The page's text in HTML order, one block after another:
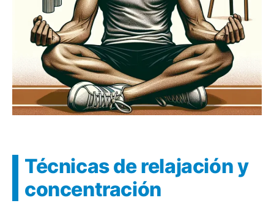
Técnicas de relajación y
concentración